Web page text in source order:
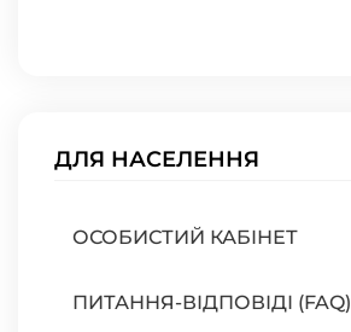
ДЛЯ НАСЕЛЕННЯ
ОСОБИСТИЙ КАБІНЕТ
ПИТАННЯ-ВІДПОВІДІ (FAQ)